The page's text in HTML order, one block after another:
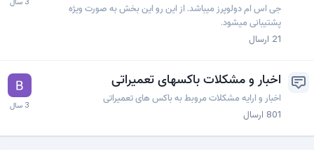
جی اس ام دولوپرز میباشد. از این رو این بخش به صورت ویژه
پشتیبانی میشود.
21
ارسال
اخبار و مشکلات باکسهای تعمیراتی
اخبار و ارایه مشکلات مروبط به باکس های تعمیراتی
801
ارسال